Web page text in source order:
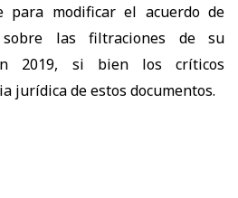
para modificar el acuerdo de
las filtraciones de su
2019, si bien los críticos
jurídica de estos documentos.